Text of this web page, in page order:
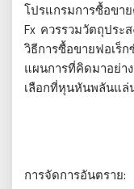
โปรแกรมการซื้อขา
Fx ควรรวมวัตถุประ
วิธีการซื้อขายฟอ
แผนการที่คิดมาอย่า
เลือกที่หุนหันพลันแล่
การจัดการอันตราย: